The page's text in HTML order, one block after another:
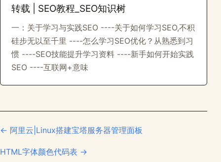
转载 | SEO教程_SEO知识树
一：关于学习与实践SEO ----关于如何学习SEO,不积
硅步无以至千里 ----怎么学习SEO优化？从熟悉到习
惯 ----SEO技能提升学习资料 ----新手如何开始实践
SEO ----互联网+意味
← 阿里云|Linux搭建宝塔服务器管理面板
HTML字体颜色代码表 →